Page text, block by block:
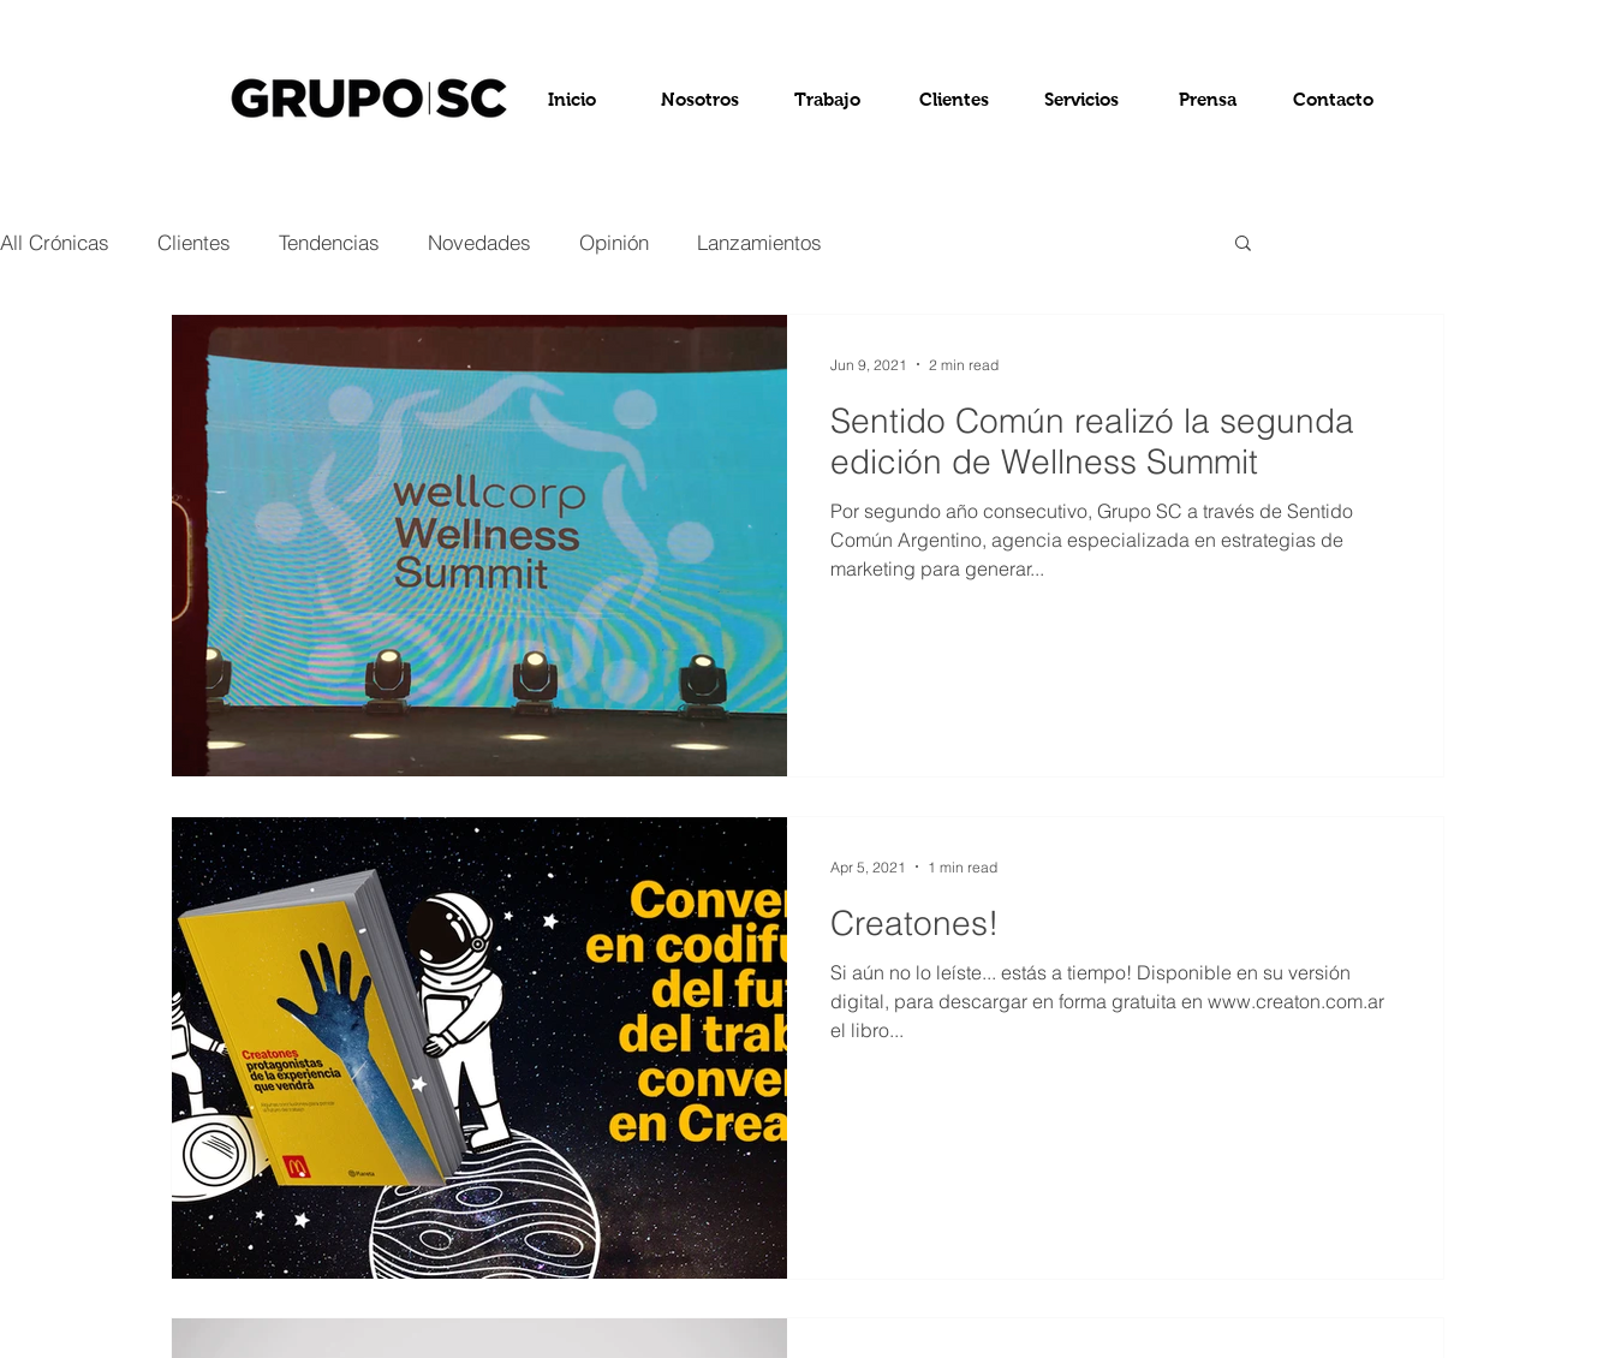
Inicio Nosotros Trabajo Clientes Servicios Prensa Contacto
All Crónicas Clientes Tendencias Novedades Opinión Lanzamientos
Sentido Común realizó la segunda
edición de Wellness Summit
Por segundo año consecutivo, Grupo SC a través de Sentido
Común Argentino, agencia especializada en estrategias de
marketing para generar...
Jun 9, 2021 2 min read
Creatones!
Si aún no lo leíste... estás a tiempo! Disponible en su versión
digital, para descargar en forma gratuita en www.creaton.com.ar
el libro...
Apr 5, 2021 1 min read